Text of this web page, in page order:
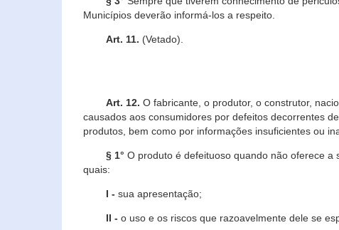
Municípios deverão informá-los a respeito.
Art. 11. (Vetado).
Art. 12. O fabricante, o produtor, o construtor,
causados aos consumidores por defeitos decorrentes
produtos, bem como por informações insuficientes ou
§ 1° O produto é defeituoso quando não oferece
quais:
I - sua apresentação;
II - o uso e os riscos que razoavelmente dele se